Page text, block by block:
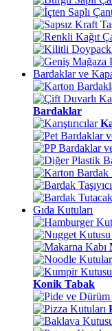
Bardaklar ve
Bardaklar
Gıda Kutuları
Konik Tabak